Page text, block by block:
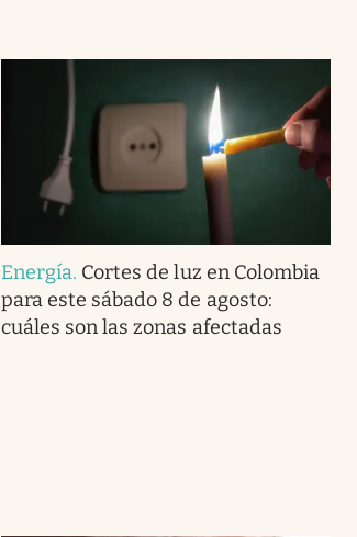
Energía. Cortes de luz en Colombia
para este sábado 8 de agosto:
cuáles son las zonas afectadas